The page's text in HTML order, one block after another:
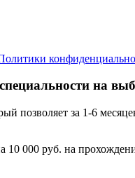
на
позволяет за 1-6
000 руб. на